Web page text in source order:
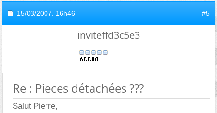
15/03/2007, 16h46 #5
inviteffd3c5e3
Re : Pieces détachées ???
Salut Pierre,